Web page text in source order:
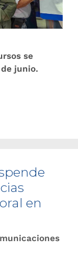
se
junio.
en